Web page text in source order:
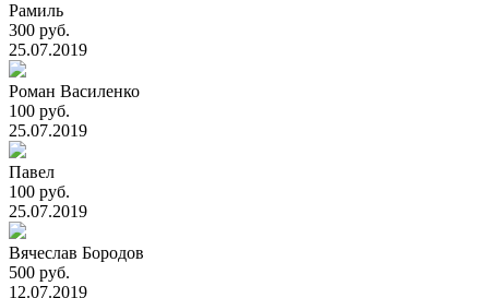
Рамиль
300 руб.
25.07.2019
Роман Василенко
100 руб.
25.07.2019
Павел
100 руб.
25.07.2019
Вячеслав Бородов
500 руб.
12.07.2019